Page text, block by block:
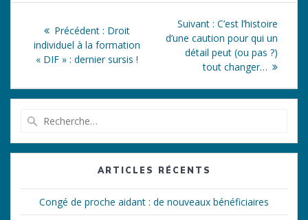
Précédent : Article
précédent
:
Droit
individuel à la formation
« DIF » : dernier sursis !
Suivant : Article
suivant
:
C’est l’histoire
d’une caution pour qui un
détail peut (ou pas ?)
tout changer…
:
ARTICLES RÉCENTS
Congé de proche aidant : de nouveaux bénéficiaires